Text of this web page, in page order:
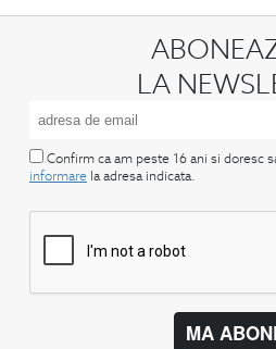
LA
Confirm ca am peste 16 ani si doresc
informare la adresa indicata.
MA